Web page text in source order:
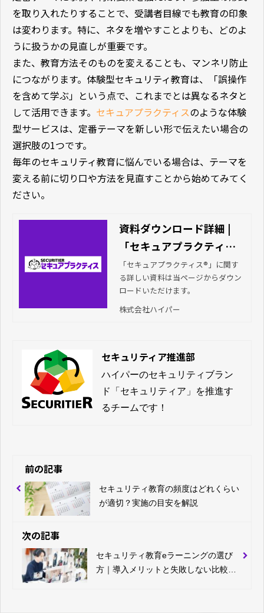
を取り入れたりすることで、受講者目線でも教育の印象
は変わります。特に、ネタを増やすことよりも、どのよ
うに扱うかの見直しが重要です。
また、教育方法そのものを変えることも、マンネリ防止
につながります。体験型セキュリティ教育は、「誤操作
を含めて学ぶ」という点で、これまでとは異なるネタと
して活用できます。 セキュアプラクティスのような体験
型サービスは、定番テーマを新しい形で伝えたい場合の
選択肢の1つです。
毎年のセキュリティ教育に悩んでいる場合は、テーマを
変える前に切り口や方法を見直すことから始めてみてく
ださい。
資料ダウンロード詳細 |
「セキュアプラクティス
®」人数・回数無制限の情
報セキュリティ教育ツー
「セキュアプラクティス®」に関す
る詳しい資料は当ページからダウン
ロードいただけます。
株式会社ハイパー
セキュリティア推進部
ハイパーのセキュリティブラン
ド「セキュリティア」を推進す
るチームです！
前の記事
セキュリティ教育の頻度はどれくらい
が適切？実施の目安を解説
次の記事
セキュリティ教育eラーニングの選び
方｜導入メリットと失敗しない比較ポ